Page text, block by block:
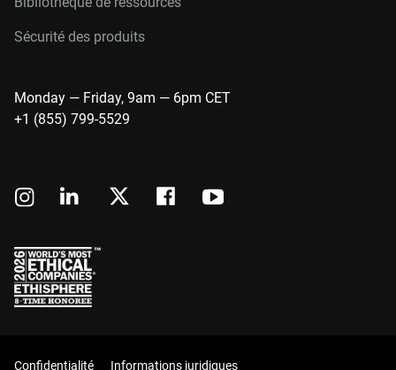
Sécurité des produits
Monday — Friday, 9am — 6pm CET
+1 (855) 799-5529
Confidentialité Informations juridiques